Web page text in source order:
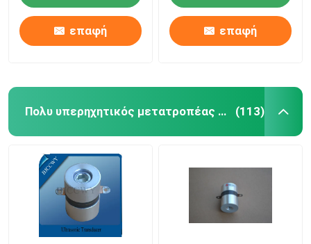
επαφή επαφή
Πολυ υπερηχητικός μετατροπέας συχνότητας (113)